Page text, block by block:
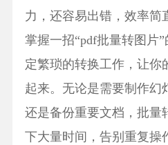
力，还容易出错，效率简
掌握一招“pdf批量转图片
定繁琐的转换工作，让你
起来。无论是需要制作幻
还是备份重要文档，批量
下大量时间，告别重复操